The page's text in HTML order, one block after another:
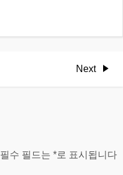
Next
Next
필수 필드는 *로 표시됩니다